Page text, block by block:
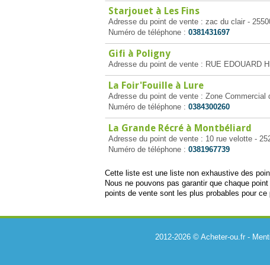
Starjouet à Les Fins
Adresse du point de vente : zac du clair -
Numéro de téléphone : 0381431697
Gifi à Poligny
Adresse du point de vente : RUE EDOUARD
La Foir'Fouille à Lure
Adresse du point de vente : Zone Commercial
Numéro de téléphone : 0384300260
La Grande Récré à Montbéliard
Adresse du point de vente : 10 rue velotte -
Numéro de téléphone : 0381967739
Cette liste est une liste non exhaustive des
Nous ne pouvons pas garantir que chaque
points de vente sont les plus probables pour ce
2012-2026 © Acheter-ou.fr -